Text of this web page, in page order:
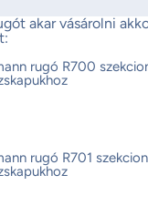
akar vásárolni
rugó R700
rugó R701